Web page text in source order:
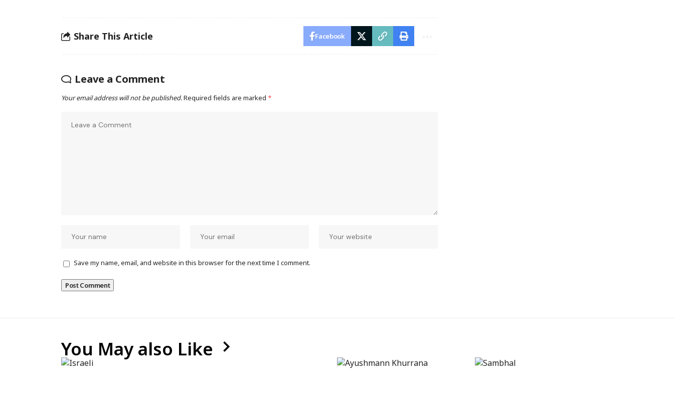
Share This Article Facebook
Leave a Comment
Your email address will not be published.Required fields are marked *
Save my name, email, and website in this browser for the next time I comment.
You May also Like